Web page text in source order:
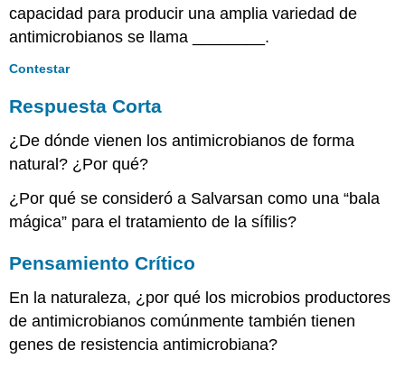
capacidad para producir una amplia variedad de
antimicrobianos se llama ________.
Contestar
Respuesta Corta
¿De dónde vienen los antimicrobianos de forma
natural? ¿Por qué?
¿Por qué se consideró a Salvarsan como una “bala
mágica” para el tratamiento de la sífilis?
Pensamiento Crítico
En la naturaleza, ¿por qué los microbios productores
de antimicrobianos comúnmente también tienen
genes de resistencia antimicrobiana?